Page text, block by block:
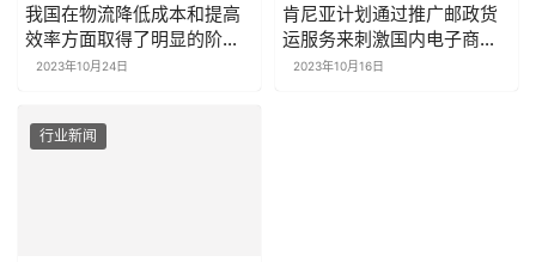
我国在物流降低成本和提高
效率方面取得了明显的阶段
性成果
2023年10月24日
肯尼亚计划通过推广邮政货
运服务来刺激国内电子商务
的增长
2023年10月16日
行业新闻